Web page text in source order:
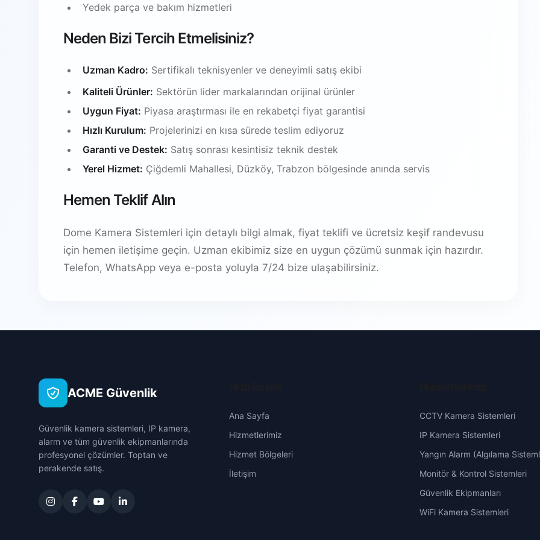
Yedek parça ve bakım hizmetleri
Neden Bizi Tercih Etmelisiniz?
Uzman Kadro: Sertifikalı teknisyenler ve deneyimli satış ekibi
Kaliteli Ürünler: Sektörün lider markalarından orijinal ürünler
Uygun Fiyat: Piyasa araştırması ile en rekabetçi fiyat garantisi
Hızlı Kurulum: Projelerinizi en kısa sürede teslim ediyoruz
Garanti ve Destek: Satış sonrası kesintisiz teknik destek
Yerel Hizmet: Çiğdemli Mahallesi, Düzköy, Trabzon bölgesinde anında servis
Hemen Teklif Alın
Dome Kamera Sistemleri için detaylı bilgi almak, fiyat teklifi ve ücretsiz keşif randevusu
için hemen iletişime geçin. Uzman ekibimiz size en uygun çözümü sunmak için hazırdır.
Telefon, WhatsApp veya e-posta yoluyla 7/24 bize ulaşabilirsiniz.
ACME Güvenlik
Güvenlik kamera sistemleri, IP kamera,
alarm ve tüm güvenlik ekipmanlarında
profesyonel çözümler. Toptan ve
perakende satış.
Ana Sayfa
Hizmetlerimiz
Hizmet Bölgeleri
İletişim
CCTV Kamera Sistemleri
IP Kamera Sistemleri
Yangın Alarm (Algılama
Monitör & Kontrol Sistemleri
Güvenlik Ekipmanları
WiFi Kamera Sistemleri